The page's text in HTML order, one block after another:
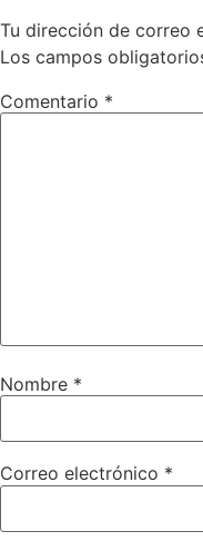
Tu dirección de correo
Los campos
Comentario *
Nombre *
Correo electrónico *